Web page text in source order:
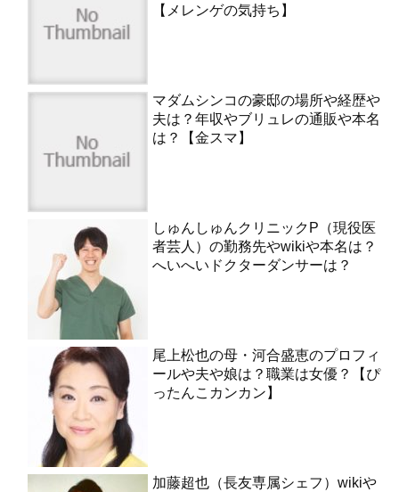
【メレンゲの気持ち】
マダムシンコの豪邸の場所や経歴や
夫は？年収やブリュレの通販や本名
は？【金スマ】
しゅんしゅんクリニックP（現役医
者芸人）の勤務先やwikiや本名は？
へいへいドクターダンサーは？
尾上松也の母・河合盛恵のプロフィ
ールや夫や娘は？職業は女優？【ぴ
ったんこカンカン】
加藤超也（長友専属シェフ）wikiや